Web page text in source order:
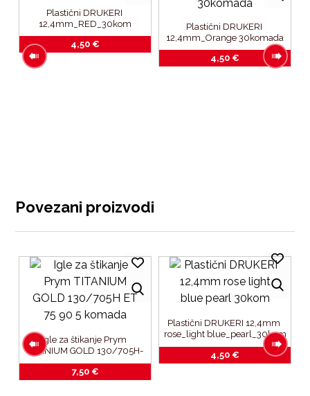
Plastični DRUKERI
12,4mm_RED_30kom
4,50 €
Plastični DRUKERI
12,4mm_Orange 30komada
4,50 €
Povezani proizvodi
igle za štikanje Prym
TITANIUM GOLD 130/705H-
ET 75-90_5 komada
7,50 €
Plastični DRUKERI 12,4mm
rose_light blue_pearl_30kom
4,50 €